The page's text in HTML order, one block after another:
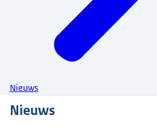
Nieuws
Nieuws